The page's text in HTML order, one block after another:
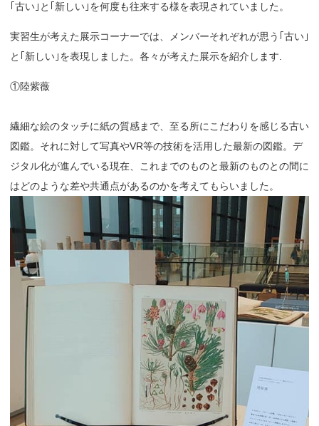
｢古い｣と｢新しい｣を何度も往来する様を表現されていました。
実習生が考えた展示コーナーでは、メンバーそれぞれが思う｢古い｣
と｢新しい｣を表現しました。各々が考えた展示を紹介します.
①陸紫薇
繊細な絵のタッチに紙の質感まで、至る所にこだわりを感じる古い
図鑑。それに対して写真やVR等の技術を活用した最新の図鑑。デ
ジタル化が進んでいる現在、これまでのものと最新のものとの間に
はどのような差や共通点があるのかを考えてもらいました。